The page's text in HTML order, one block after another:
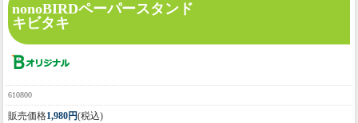
nonoBIRDペーパースタンド
キビタキ
610800
販売価格1,980円(税込)